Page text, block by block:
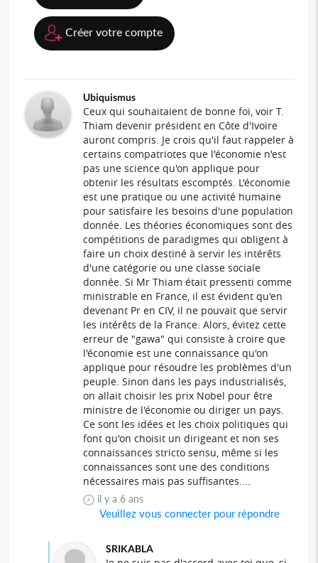
Créer votre compte
Ubiquismus
Ceux qui souhaitaient de bonne foi, voir T.
Thiam devenir président en Côte d'Ivoire
auront compris. Je crois qu'il faut rappeler à
certains compatriotes que l'économie n'est
pas une science qu'on applique pour
obtenir les résultats escomptés. L'économie
est une pratique ou une activité humaine
pour satisfaire les besoins d'une population
donnée. Les théories économiques sont des
compétitions de paradigmes qui obligent à
faire un choix destiné à servir les intérêts
d'une catégorie ou une classe sociale
donnée. Si Mr Thiam était pressenti comme
ministrable en France, il est évident qu'en
devenant Pr en CIV, il ne pouvait que servir
les intérêts de la France. Alors, évitez cette
erreur de "gawa" qui consiste à croire que
l'économie est une connaissance qu'on
applique pour résoudre les problèmes d'un
peuple. Sinon dans les pays industrialisés,
on allait choisir les prix Nobel pour être
ministre de l'économie ou diriger un pays.
Ce sont les idées et les choix politiques qui
font qu'on choisit un dirigeant et non ses
connaissances stricto sensu, même si les
connaissances sont une des conditions
nécessaires mais pas suffisantes....
il y a 6 ans
Veuillez vous connecter pour répondre
SRIKABLA